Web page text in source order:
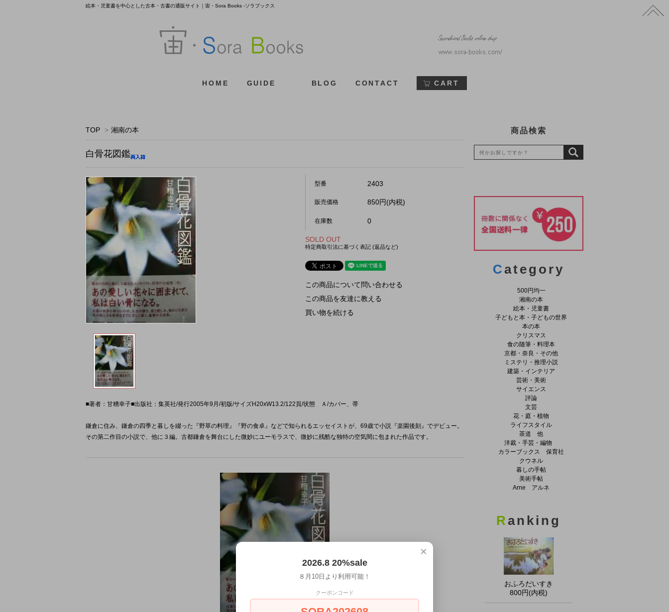
絵本・児童書を中心とした古本・古書の通販サイト｜宙・Sora Books -ソラブックス
HOME GUIDE BLOG CONTACT CART
TOP > 湘南の本
白骨花図鑑
型番 2403
販売価格 850円(内税)
在庫数 0
SOLD OUT
特定商取引法に基づく表記 (返品など)
この商品について問い合わせる
この商品を友達に教える
買い物を続ける
■著者：甘糟幸子■出版社：集英社/発行2005年9月/初版/サイズH20xW13.2/122頁/状態 Ａ/カバー、帯
鎌倉に住み、鎌倉の四季と暮しを綴った『野草の料理』『野の食卓』などで知られるエッセイストが、69歳で小説『楽園後刻』でデビュー。
その第二作目の小説で、他に３編。古都鎌倉を舞台にした微妙にユーモラスで、微妙に残酷な独特の空気間に包まれた作品です。
商品検索
Category
500円均一
湘南の本
絵本・児童書
子どもと本・子どもの世界
本の本
クリスマス
食の随筆・料理本
京都・奈良・その他
ミステリ・推理小説
建築・インテリア
芸術・美術
サイエンス
評論
文芸
花・庭・植物
ライフスタイル
茶道 他
洋裁・手芸・編物
カラーブックス 保育社
クウネル
暮しの手帖
美術手帖
Arne アルネ
Ranking
おふろだいすき
800円(内税)
×
2026.8 20%sale
８月10日より利用可能！
クーポンコード